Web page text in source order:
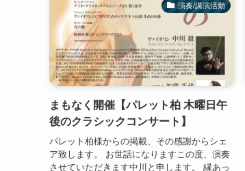
演奏/講演活動
まもなく開催【パレット柏 木曜日午
後のクラシックコンサート】
パレット柏様からの掲載、その感謝からシェ
ア致します。 お世話になりますこの度、演奏
させていただきます中川と申します。 縁あっ